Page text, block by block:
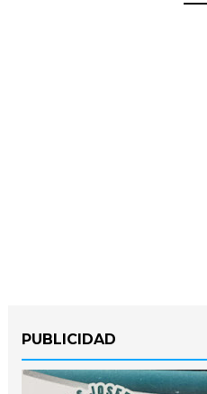
PUBLICIDAD